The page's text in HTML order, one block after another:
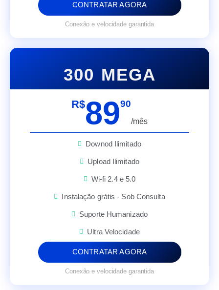
CONTRATAR AGORA
Conexão e velocidade garantida
300 MEGA
R$8990
/mês
Downod Ilimitado
Upload Ilimitado
Wi-fi 2.4 e 5.0
Instalação grátis - Sob Consulta
Suporte Humanizado
Ultra Velocidade
CONTRATAR AGORA
Conexão e velocidade garantida